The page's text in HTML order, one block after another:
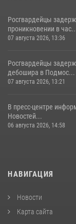
Росгвардейцы
проникновении в
07 августа 2026, 13:36
Росгвардейцы
дебошира в Подмос...
07 августа 2026, 13:21
В пресс-центре
Новостей...
06 августа 2026, 14:58
НАВИГАЦИЯ
Новости
Карта сайта